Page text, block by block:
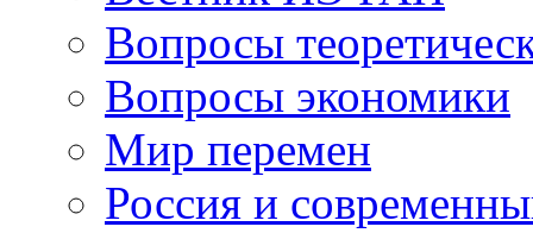
Вопросы
Вопросы экономики
Мир перемен
Россия и